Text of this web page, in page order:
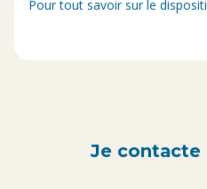
Pour tout savoir sur le
Je contacte